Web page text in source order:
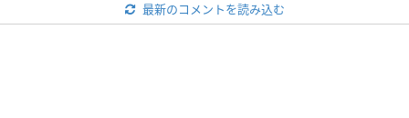
最新のコメントを読み込む